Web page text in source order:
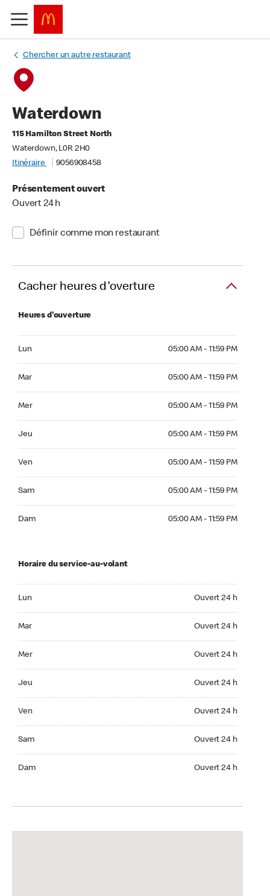
Chercher un autre restaurant
Waterdown
115 Hamilton Street North
Waterdown, L0R 2H0
Itinéraire
9056908458
Présentement ouvert
Ouvert 24 h
Définir comme mon restaurant
Cacher heures d'overture
Heures d'ouverture
Lun 05:00 AM - 11:59 PM
Mar 05:00 AM - 11:59 PM
Mer 05:00 AM - 11:59 PM
Jeu 05:00 AM - 11:59 PM
Ven 05:00 AM - 11:59 PM
Sam 05:00 AM - 11:59 PM
Dam 05:00 AM - 11:59 PM
Horaire du service-au-volant
Lun Ouvert 24 h
Mar Ouvert 24 h
Mer Ouvert 24 h
Jeu Ouvert 24 h
Ven Ouvert 24 h
Sam Ouvert 24 h
Dam Ouvert 24 h